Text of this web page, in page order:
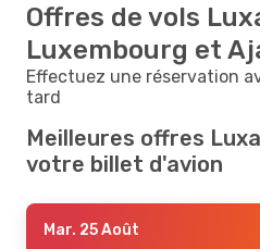
Offres de vols
Luxembourg et
Effectuez une réservation
tard
Meilleures offres
votre billet d'avion
Mar. 25 Août